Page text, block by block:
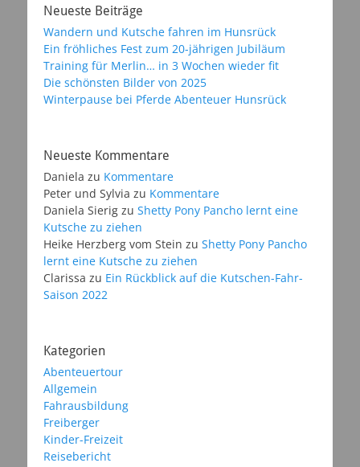
Neueste Beiträge
Wandern und Kutsche fahren im Hunsrück
Ein fröhliches Fest zum 20-jährigen Jubiläum
Training für Merlin… in 3 Wochen wieder fit
Die schönsten Bilder von 2025
Winterpause bei Pferde Abenteuer Hunsrück
Neueste Kommentare
Daniela zu Kommentare
Peter und Sylvia zu Kommentare
Daniela Sierig zu Shetty Pony Pancho lernt eine
Kutsche zu ziehen
Heike Herzberg vom Stein zu Shetty Pony Pancho
lernt eine Kutsche zu ziehen
Clarissa zu Ein Rückblick auf die Kutschen-Fahr-
Saison 2022
Kategorien
Abenteuertour
Allgemein
Fahrausbildung
Freiberger
Kinder-Freizeit
Reisebericht